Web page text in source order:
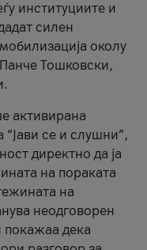
институциите и
силен
околу
Панче Тошковски,
активирана
“Јави се и слушни”,
директно да ја
на пораката
на
неодговорен
покажаа дека